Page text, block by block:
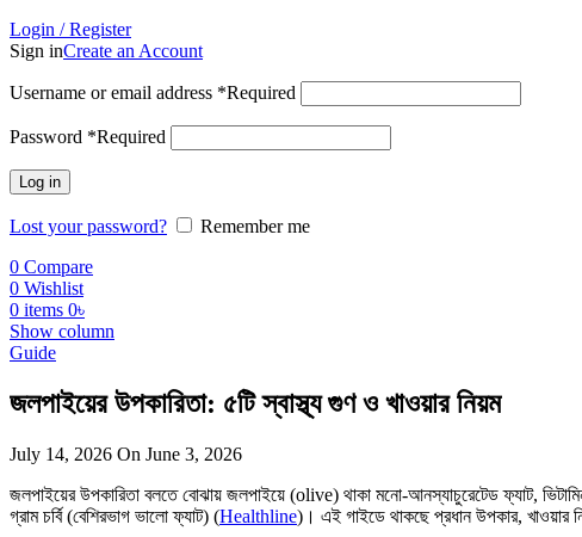
Login / Register
Sign inCreate an Account
Username or email address *Required
Password *Required
Log in
Lost your password?
Remember me
0 Compare
0 Wishlist
0 items 0৳
Show column
Guide
জলপাইয়ের উপকারিতা: ৫টি স্বাস্থ্য গুণ ও খাওয়ার নিয়ম
July 14, 2026 On June 3, 2026
জলপাইয়ের উপকারিতা বলতে বোঝায় জলপাইয়ে (olive) থাকা মনো-আনস্যাচুরেটেড ফ্যাট,
গ্রাম চর্বি (বেশিরভাগ ভালো ফ্যাট) (Healthline)। এই গাইডে থাকছে প্রধান উপকার, খাওয়ার